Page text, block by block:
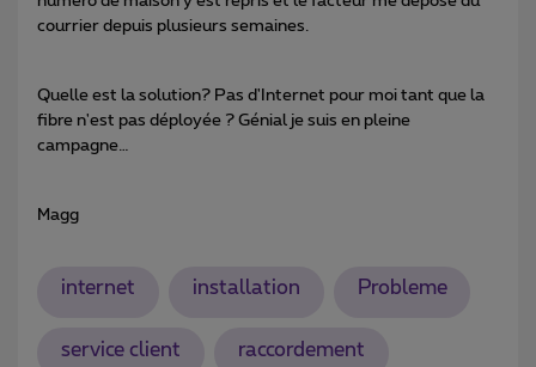
courrier depuis plusieurs semaines.
Quelle est la solution? Pas d'Internet pour moi tant que la
fibre n'est pas déployée ? Génial je suis en pleine
campagne…
Magg
internet installation Probleme
service client raccordement